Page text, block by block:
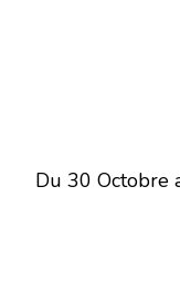
Du 30 Octobre